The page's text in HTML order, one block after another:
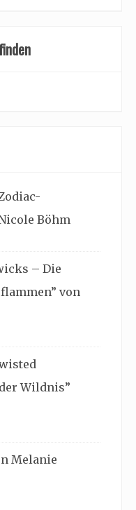
Böhm
– Die
von
Wildnis”
Melanie